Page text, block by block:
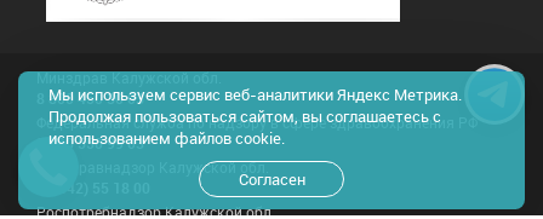
Минздрав Калужской обл.
8 800 450 30 03
Федеральная служба по надзору в сфере здравоохранения РФ
8 800 550 99 03
Росздравнадзор Калужской обл.
Роспотребнадзор Калужской обл.
Мы используем сервис веб-аналитики Яндекс Метрика.
Продолжая пользоваться сайтом, вы соглашаетесь с
использованием файлов cookie.
Согласен